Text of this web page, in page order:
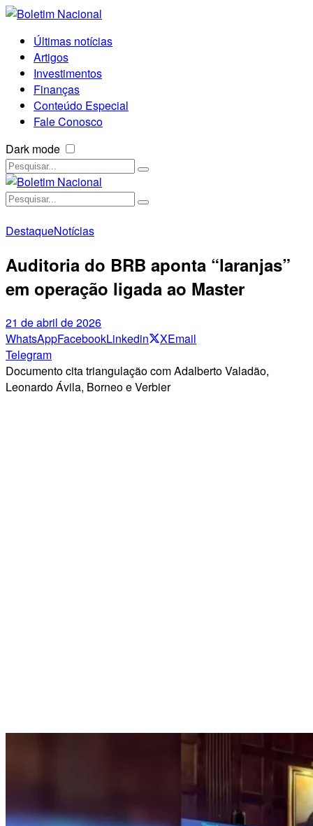
Últimas notícias
Artigos
Investimentos
Finanças
Conteúdo Especial
Fale Conosco
Dark mode
DestaqueNotícias
Auditoria do BRB aponta “laranjas”
em operação ligada ao Master
21 de abril de 2026
WhatsAppFacebookLinkedin XEmail
Telegram
Documento cita triangulação com Adalberto Valadão,
Leonardo Ávila, Borneo e Verbier